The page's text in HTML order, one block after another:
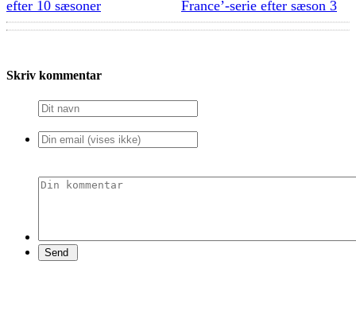
efter 10 sæsoner France’-serie efter sæson 3
Skriv kommentar